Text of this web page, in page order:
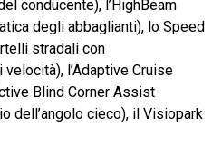
conducente), l’HighBeam
degli abbaglianti), lo Speed
stradali con
l’Adaptive Cruise
Blind Corner Assist
dell’angolo cieco), il Visiopark